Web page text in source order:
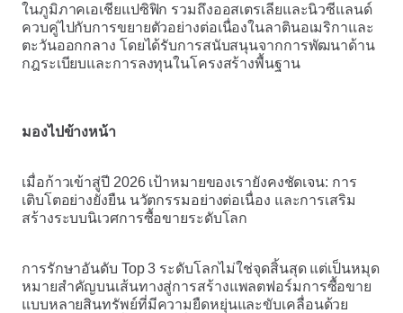
ในภูมิภาคเอเชียแปซิฟิก รวมถึงออสเตรเลียและนิวซีแลนด์
ควบคู่ไปกับการขยายตัวอย่างต่อเนื่องในลาตินอเมริกาและ
ตะวันออกกลาง โดยได้รับการสนับสนุนจากการพัฒนาด้าน
กฎระเบียบและการลงทุนในโครงสร้างพื้นฐาน
มองไปข้างหน้า
เมื่อก้าวเข้าสู่ปี 2026 เป้าหมายของเรายังคงชัดเจน: การ
เติบโตอย่างยั่งยืน นวัตกรรมอย่างต่อเนื่อง และการเสริม
สร้างระบบนิเวศการซื้อขายระดับโลก
การรักษาอันดับ Top 3 ระดับโลกไม่ใช่จุดสิ้นสุด แต่เป็นหมุด
หมายสำคัญบนเส้นทางสู่การสร้างแพลตฟอร์มการซื้อขาย
แบบหลายสินทรัพย์ที่มีความยืดหยุ่นและขับเคลื่อนด้วย